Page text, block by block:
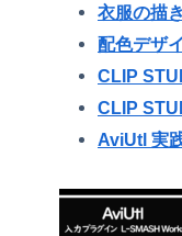
衣服の描
配色デザ
CLIP
CLIP
AviUtl 実